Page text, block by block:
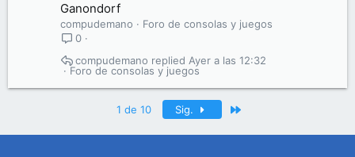
Ganondorf
compudemano
Foro de consolas y juegos
0
Foro de consolas y juegos
Ayer a las 12:32
compudemano
1 de 10 Sig.